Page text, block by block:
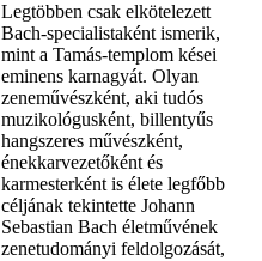
Legtöbben csak elkötelezett
Bach-specialistaként ismerik,
mint a Tamás-templom kései
eminens karnagyát. Olyan
zeneművészként, aki tudós
muzikológusként, billentyűs
hangszeres művészként,
énekkarvezetőként és
karmesterként is élete legfőbb
céljának tekintette Johann
Sebastian Bach életművének
zenetudományi feldolgozását,